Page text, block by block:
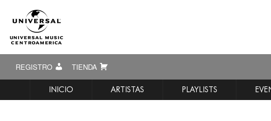
REGISTRO TIENDA
INICIO ARTISTAS PLAYLISTS